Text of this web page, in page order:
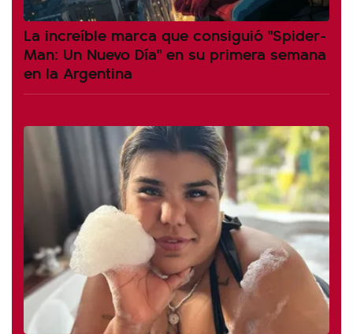
La increíble marca que consiguió "Spider-
Man: Un Nuevo Día" en su primera semana
en la Argentina